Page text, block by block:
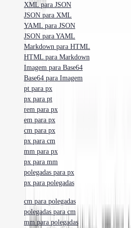
XML para JSON
JSON para XML
YAML para JSON
JSON para YAML
Markdown para HTML
HTML para Markdown
Imagem para Base64
Base64 para Imagem
pt para px
px para pt
rem para px
em para px
cm para px
px para cm
mm para px
px para mm
polegadas para px
px para polegadas
cm para polegadas
polegadas para cm
mm para polegadas